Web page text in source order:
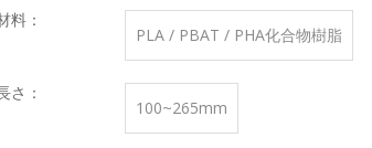
料：
PLA / PBAT / PHA化合物樹脂
さ：
100~265mm